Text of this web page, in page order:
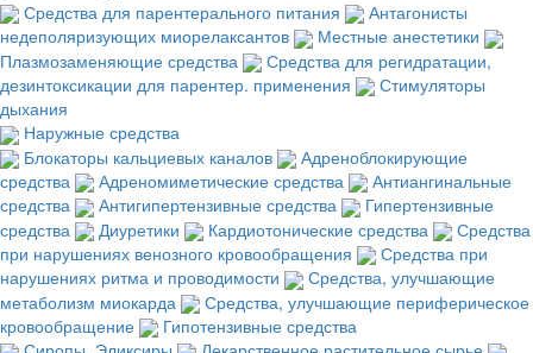
Средства для парентерального питания
Антагонисты
недеполяризующих миорелаксантов
Местные анестетики
Плазмозаменяющие средства
Средства для регидратации,
дезинтоксикации для парентер. применения
Стимуляторы
дыхания
Наружные средства
Блокаторы кальциевых каналов
Адреноблокирующие
средства
Адреномиметические средства
Антиангинальные
средства
Антигипертензивные средства
Гипертензивные
средства
Диуретики Кардиотонические средства
Средства
при нарушениях венозного кровообращения
Средства при
нарушениях ритма и проводимости
Средства, улучшающие
метаболизм миокарда
Средства, улучшающие периферическое
кровообращение
Гипотензивные средства